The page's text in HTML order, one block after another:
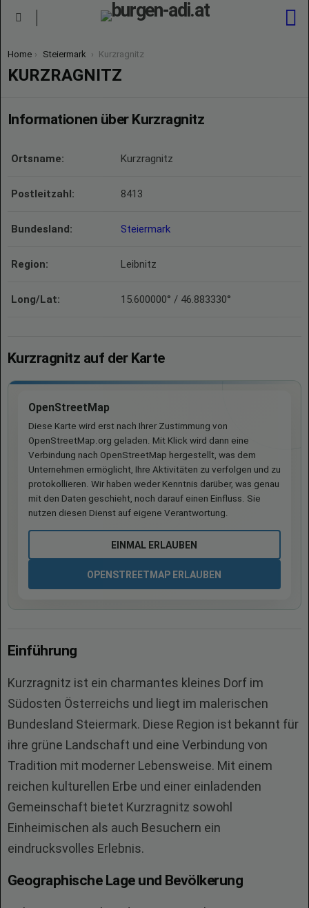
You are here:
Home Steiermark Kurzragnitz
KURZRAGNITZ
Informationen über Kurzragnitz
Ortsname: Kurzragnitz
Postleitzahl: 8413
Bundesland: Steiermark
Region: Leibnitz
Long/Lat: 15.600000° / 46.883330°
Kurzragnitz auf der Karte
OpenStreetMap
Diese Karte wird erst nach Ihrer Zustimmung von
OpenStreetMap.org geladen. Mit Klick wird dann eine
Verbindung nach OpenStreetMap hergestellt, was dem
Unternehmen ermöglicht, Ihre Aktivitäten zu verfolgen und zu
protokollieren. Wir haben weder Kenntnis darüber, was genau
mit den Daten geschieht, noch darauf einen Einfluss. Sie
nutzen diesen Dienst auf eigene Verantwortung.
EINMAL ERLAUBEN
OPENSTREETMAP ERLAUBEN
Einführung
Kurzragnitz ist ein charmantes kleines Dorf im
Südosten Österreichs und liegt im malerischen
Bundesland Steiermark. Diese Region ist bekannt für
ihre grüne Landschaft und eine Verbindung von
Tradition mit moderner Lebensweise. Mit einem
reichen kulturellen Erbe und einer einladenden
Gemeinschaft bietet Kurzragnitz sowohl
Einheimischen als auch Besuchern ein
eindrucksvolles Erlebnis.
Geographische Lage und Bevölkerung